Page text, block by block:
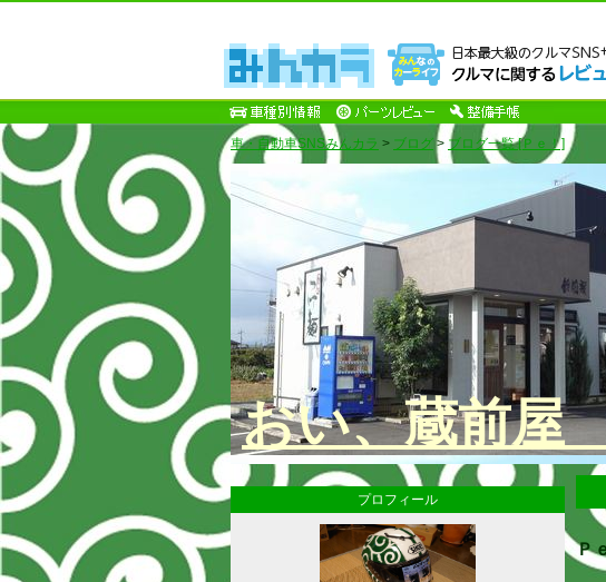
車・自動車SNSみんカラ > ブログ > ブログ一覧 [Ｐｅ！]
おい、蔵前屋
Ｐ
プロフィール